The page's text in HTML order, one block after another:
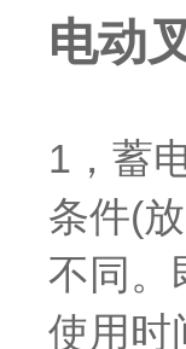
电动
1，蓄
条件(
不同。
使用时